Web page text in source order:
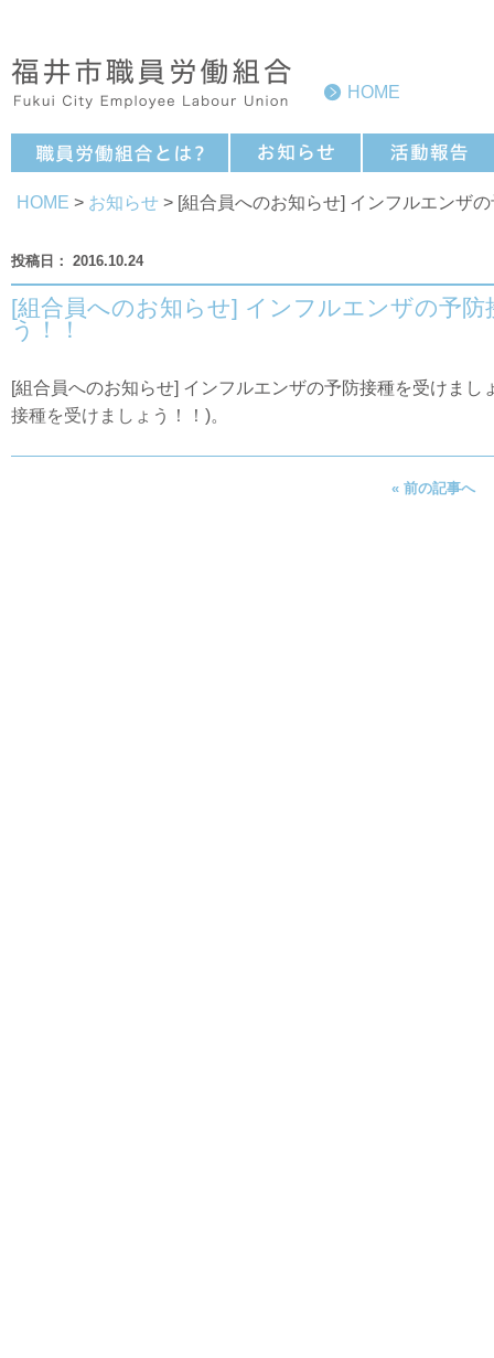
HOME
HOME > お知らせ > [組合員へのお知らせ] インフルエンザ
2016.10.24
[組合員へのお知らせ] インフルエンザの予防
う！！
[組合員へのお知らせ] インフルエンザの予防接種を受けまし
接種を受けましょう！！ )。
« 前の記事へ